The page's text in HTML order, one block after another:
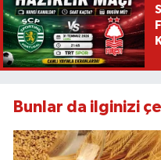
Bunlar da ilginizi